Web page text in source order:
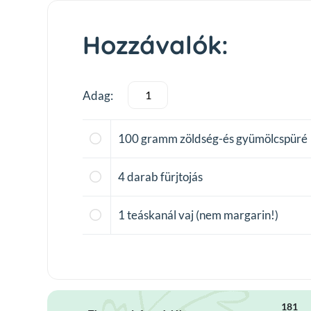
Hozzávalók:
Adag:
100gramm zöldség-és gyümölcspüré
4darab fürjtojás
1teáskanál vaj (nem margarin!)
181